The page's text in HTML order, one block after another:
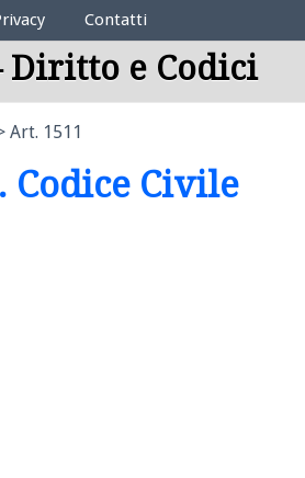
Contatti
Diritto e Codici
Art. 1511
Codice Civile